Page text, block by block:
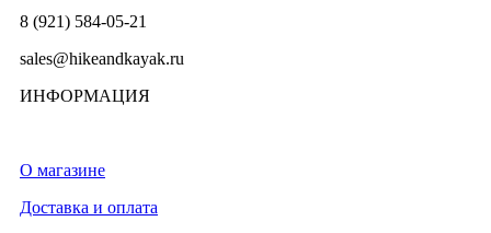
8 (921) 584-05-21
sales@hikeandkayak.ru
ИНФОРМАЦИЯ
О магазине
Доставка и оплата